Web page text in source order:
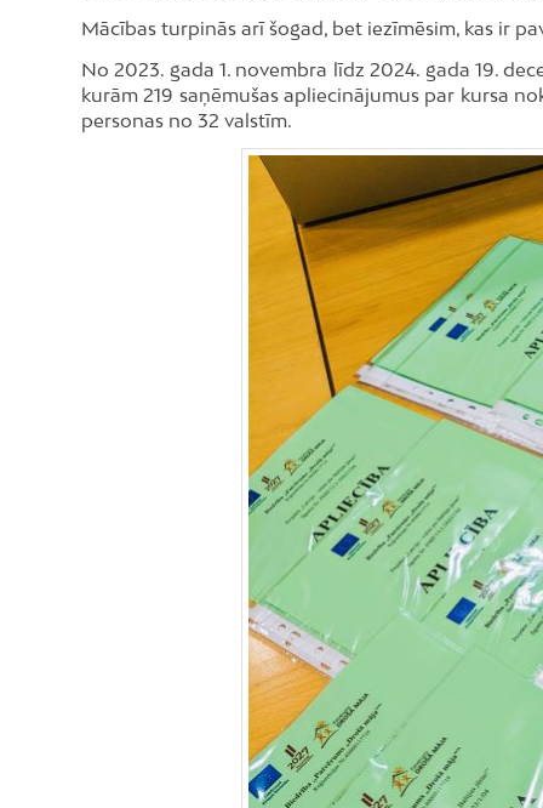
Mācības turpinās arī šogad, bet iezīmēsim, kas ir
No 2023. gada 1. novembra līdz 2024. gada 19.
kurām 219 saņēmušas apliecinājumus par kursa
personas no 32 valstīm.